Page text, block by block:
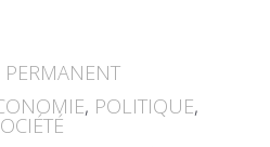
, POLITIQUE,